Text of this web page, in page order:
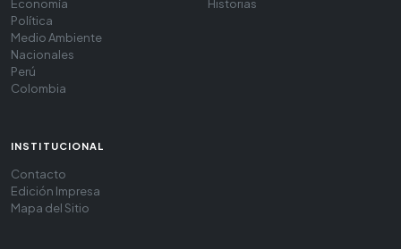
Economía
Política
Medio Ambiente
Nacionales
Perú
Colombia
Historias
INSTITUCIONAL
Contacto
Edición Impresa
Mapa del Sitio